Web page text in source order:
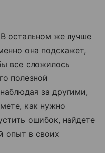
В остальном же лучше
она подскажет,
все сложилось
полезной
за другими,
как нужно
ошибок, найдете
опыт в своих